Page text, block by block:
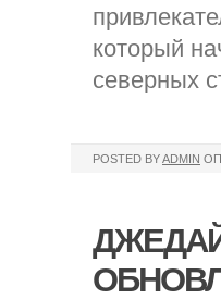
который
северных
POSTED BYADMIN